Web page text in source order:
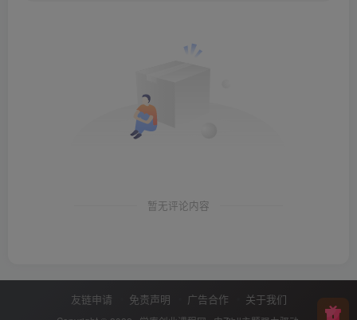
暂无评论内容
友链申请 免责声明 广告合作 关于我们